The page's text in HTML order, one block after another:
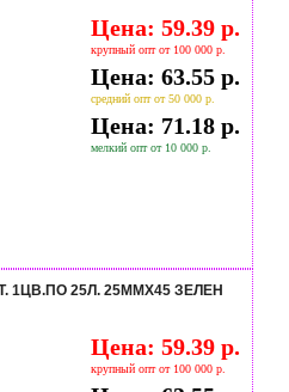
Цена: 59.39 р.
крупный опт от 100 000 р.
Цена: 63.55 р.
средний опт от 50 000 р.
Цена: 71.18 р.
мелкий опт от 10 000 р.
1ЦВ.ПО 25Л. 25ММХ45 ЗЕЛЕН
Цена: 59.39 р.
крупный опт от 100 000 р.